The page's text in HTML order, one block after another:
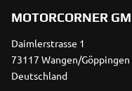
MOTORCORNER
Daimlerstrasse 1
73117 Wangen/Göppingen
Deutschland